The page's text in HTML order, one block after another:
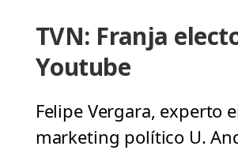
TVN: Franja
Youtube
Felipe Vergara, experto
marketing político U.